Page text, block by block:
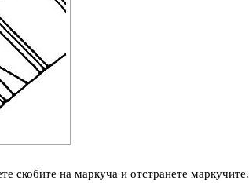
скобите на маркуча и отстранете маркучите.